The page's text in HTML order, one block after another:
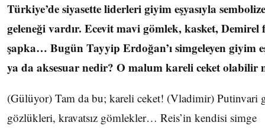
Türkiye’de siyasette liderleri giyim eşyasıyla
geleneği vardır. Ecevit mavi gömlek, kasket, Demirel
şapka… Bugün Tayyip Erdoğan’ı simgeleyen giyim
ya da aksesuar nedir? O malum kareli ceket olabilir
(Gülüyor) Tam da bu; kareli ceket! (Vladimir) Putinvari
gözlükleri, kravatsız gömlekler… Reis’in kendisi simge